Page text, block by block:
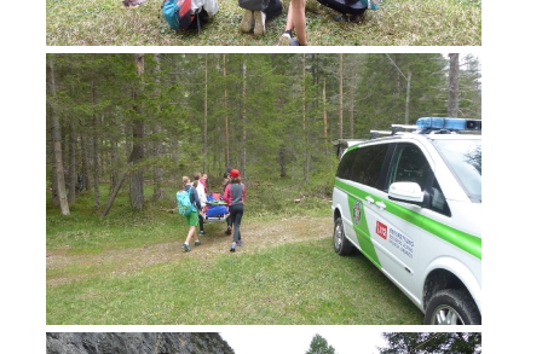
Annual report
BECOME A MEMBER